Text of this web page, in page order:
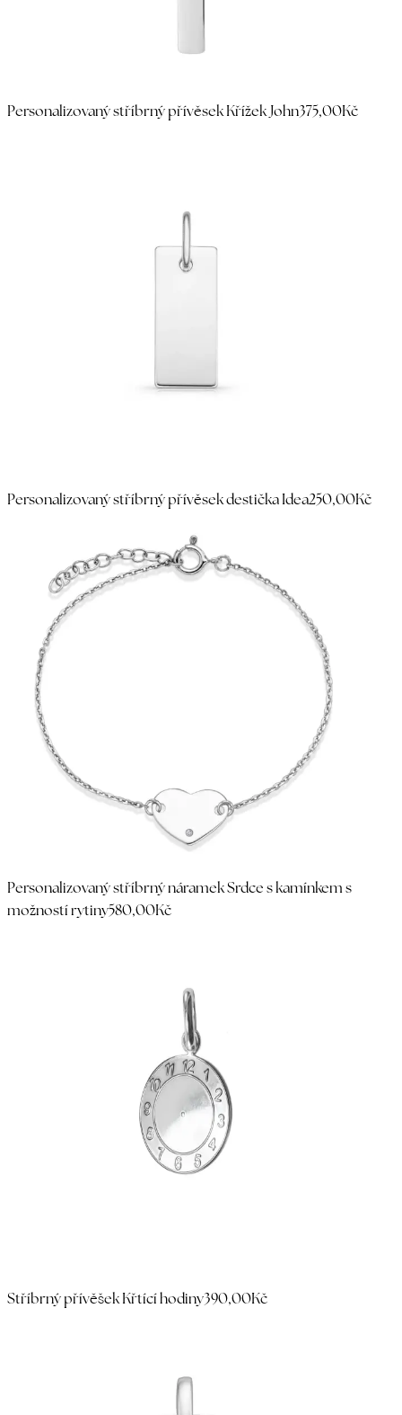
Personalizovaný stříbrný přívěsek Křížek John375,00Kč
Personalizovaný stříbrný přívěsek destička Idea250,00Kč
Personalizovaný stříbrný náramek Srdce s kamínkem s
možností rytiny580,00Kč
Stříbrný přívěšek Křtící hodiny390,00Kč